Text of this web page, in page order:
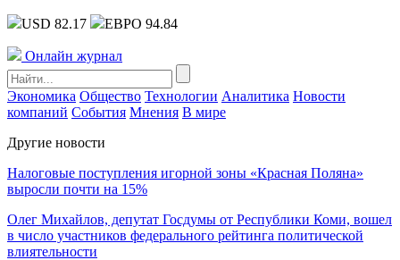
USD 82.17 ЕВРО 94.84
Онлайн журнал
Экономика Общество Технологии Аналитика Новости
компаний События Мнения В мире
Другие новости
Налоговые поступления игорной зоны «Красная Поляна»
выросли почти на 15%
Олег Михайлов, депутат Госдумы от Республики Коми, вошел
в число участников федерального рейтинга политической
влиятельности